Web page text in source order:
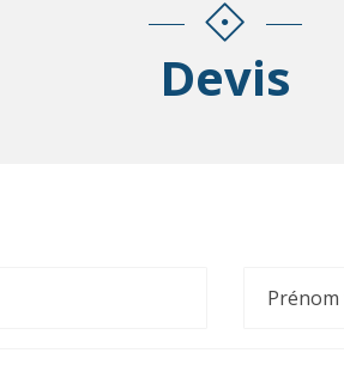
Devis
Prénom